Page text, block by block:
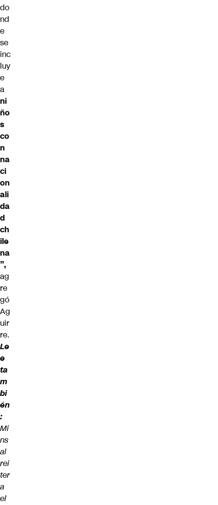
do
nd
e
se
inc
luy
e
a
ni
ño
s
co
n
na
ci
on
ali
da
d
ch
ile
na
”,
ag
re
gó
Ag
uir
re.
Le
e
ta
m
bi
én
:
Mi
ns
al
rei
ter
a
el